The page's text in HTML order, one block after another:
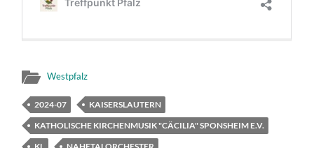
Westpfalz
2024-07
KAISERSLAUTERN
KATHOLISCHE KIRCHENMUSIK "CÄCILIA" SPONSHEIM E.V.